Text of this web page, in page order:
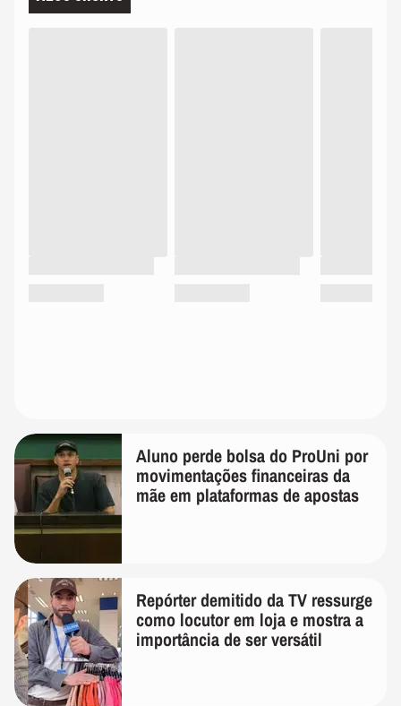
Aluno perde bolsa do ProUni por
movimentações financeiras da
mãe em plataformas de apostas
Repórter demitido da TV ressurge
como locutor em loja e mostra a
importância de ser versátil